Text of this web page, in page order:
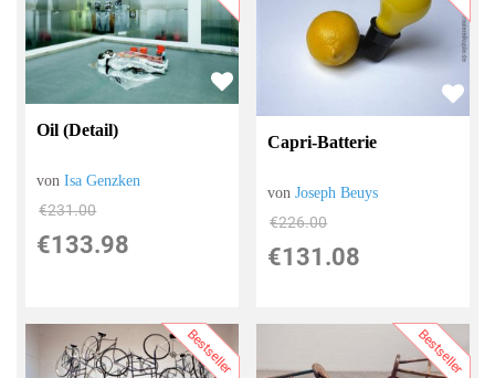
Oil (Detail)
vonIsa Genzken
€231.00
€133.98
Capri-Batterie
vonJoseph Beuys
€226.00
€131.08
Bestseller Bestseller